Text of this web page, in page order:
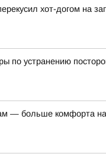
хот-догом на
по устранению
— больше комфорта на